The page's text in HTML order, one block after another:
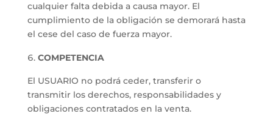
cualquier falta debida a causa mayor. El
cumplimiento de la obligación se demorará hasta
el cese del caso de fuerza mayor.
COMPETENCIA
El USUARIO no podrá ceder, transferir o
transmitir los derechos, responsabilidades y
obligaciones contratados en la venta.